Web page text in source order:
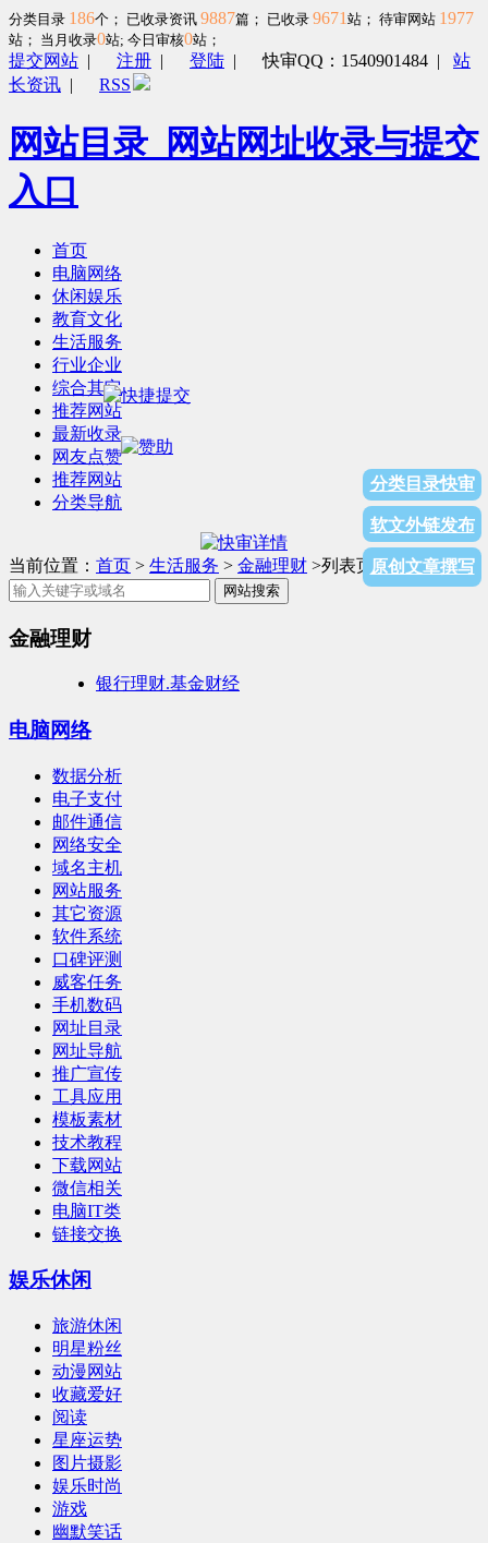
分类目录 186个； 已收录资讯 9887篇； 已收录 9671 站； 待审网站 1977
站； 当月收录0站; 今日审核0站；
提交网站 | 注册 | 登陆 |快审QQ：1540901484 | 站
长资讯 | RSS
网站目录_网站网址收录与提交
入口
首页
电脑网络
休闲娱乐
教育文化
生活服务
行业企业
综合其它
推荐网站
最新收录
网友点赞
推荐网站
分类导航
分类目录快审
软文外链发布
原创文章撰写
当前位置： 首页 > 生活服务 > 金融理财 >列表页面
网站搜索
金融理财
银行理财.基金财经
电脑网络
数据分析
电子支付
邮件通信
网络安全
域名主机
网站服务
其它资源
软件系统
口碑评测
威客任务
手机数码
网址目录
网址导航
推广宣传
工具应用
模板素材
技术教程
下载网站
微信相关
电脑IT类
链接交换
娱乐休闲
旅游休闲
明星粉丝
动漫网站
收藏爱好
阅读
星座运势
图片摄影
娱乐时尚
游戏
幽默笑话